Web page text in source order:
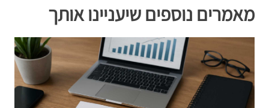
מאמרים נוספים שיעניינו אותך